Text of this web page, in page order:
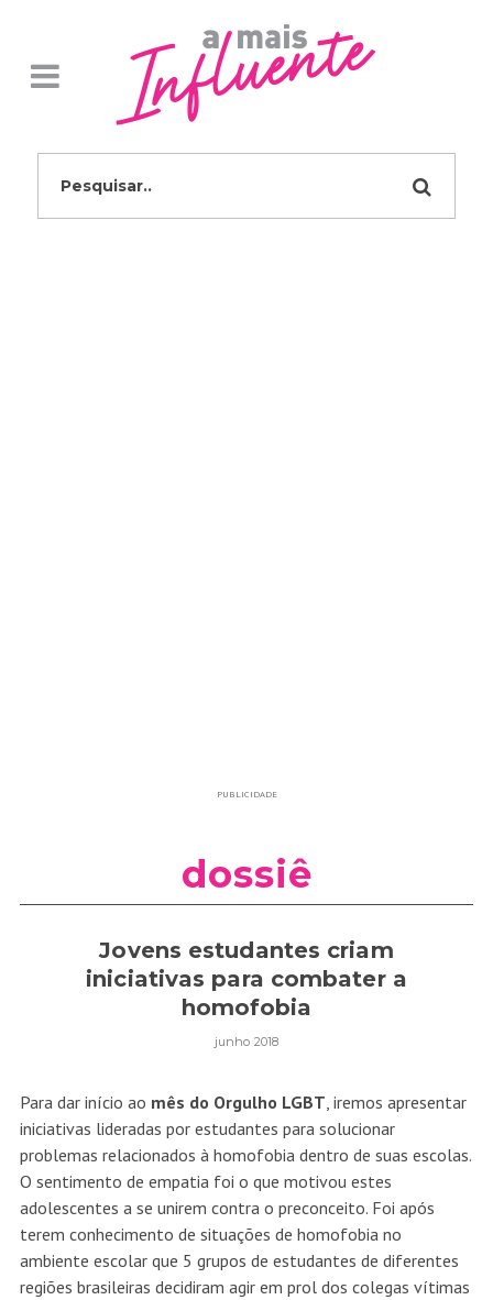
PUBLICIDADE
dossiê
Jovens estudantes criam
iniciativas para combater a
homofobia
junho 2018
Para dar início ao mês do Orgulho LGBT, iremos apresentar
iniciativas lideradas por estudantes para solucionar
problemas relacionados à homofobia dentro de suas escolas.
O sentimento de empatia foi o que motivou estes
adolescentes a se unirem contra o preconceito. Foi após
terem conhecimento de situações de homofobia no
ambiente escolar que 5 grupos de estudantes de diferentes
regiões brasileiras decidiram agir em prol dos colegas vítimas